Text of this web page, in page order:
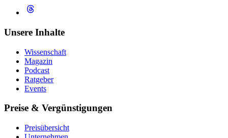
Unsere Inhalte
Wissenschaft
Magazin
Podcast
Ratgeber
Events
Preise & Vergünstigungen
Preisübersicht